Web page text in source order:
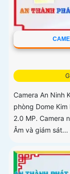
Camera An Ninh
phòng Dome
2.0 MP. Camera
Âm và giám sát...